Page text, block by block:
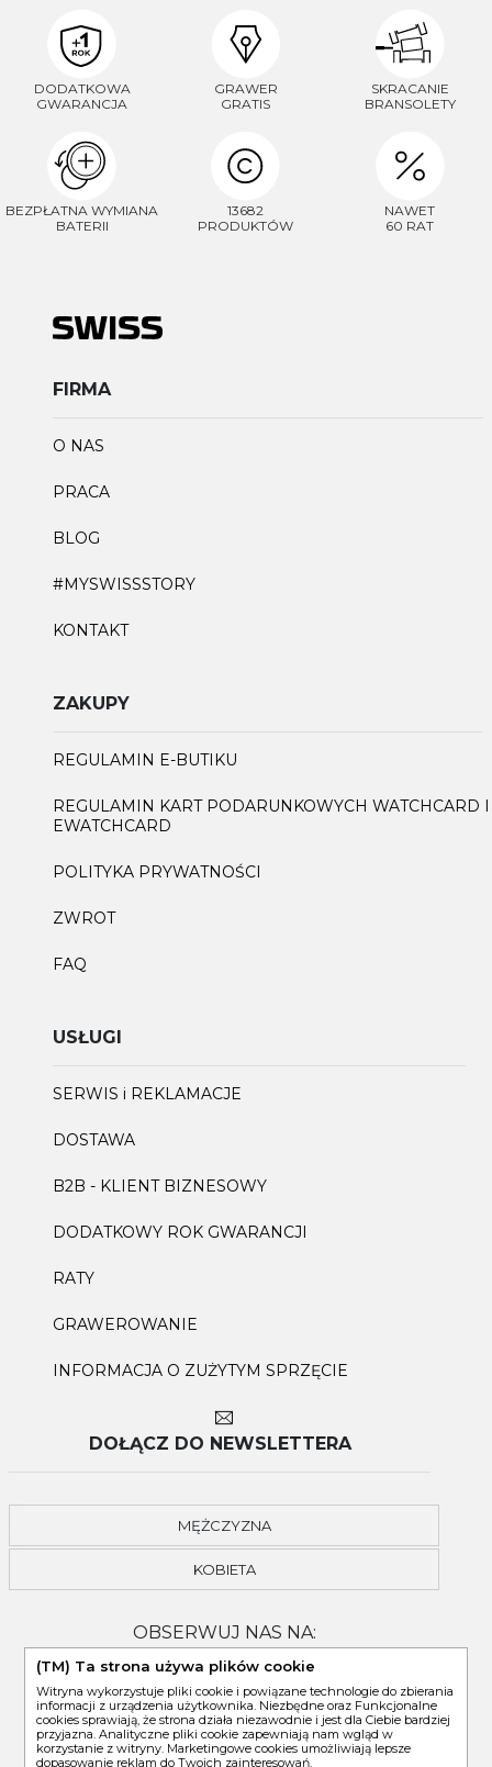
DODATKOWA
GWARANCJA
GRAWER
GRATIS
SKRACANIE
BRANSOLETY
BEZPŁATNA WYMIANA
BATERII
13682
PRODUKTÓW
NAWET
60 RAT
FIRMA
O NAS
PRACA
BLOG
#MYSWISSSTORY
KONTAKT
ZAKUPY
REGULAMIN E-BUTIKU
REGULAMIN KART PODARUNKOWYCH WATCHCARD I
EWATCHCARD
POLITYKA PRYWATNOŚCI
ZWROT
FAQ
USŁUGI
SERWIS i REKLAMACJE
DOSTAWA
B2B - KLIENT BIZNESOWY
DODATKOWY ROK GWARANCJI
RATY
GRAWEROWANIE
INFORMACJA O ZUŻYTYM SPRZĘCIE
DOŁĄCZ DO NEWSLETTERA
MĘŻCZYZNA
KOBIETA
OBSERWUJ NAS NA:
(TM) Ta strona używa plików cookie
Witryna wykorzystuje pliki cookie i powiązane technologie do zbierania
informacji z urządzenia użytkownika. Niezbędne oraz Funkcjonalne
cookies sprawiają, że strona działa niezawodnie i jest dla Ciebie bardziej
przyjazna. Analityczne pliki cookie zapewniają nam wgląd w
korzystanie z witryny. Marketingowe cookies umożliwiają lepsze
dopasowanie reklam do Twoich zainteresowań.